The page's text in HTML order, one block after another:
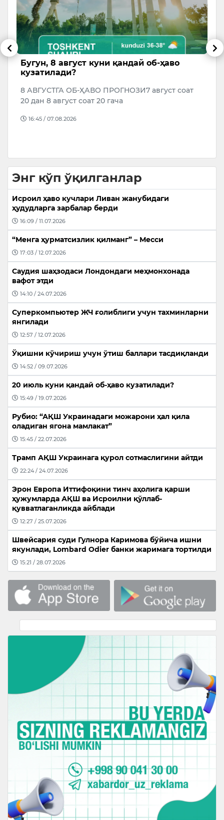
Бугун, 8 август куни қандай об-ҳаво
кузатилади?
8 АВГУСТГА ОБ-ҲАВО ПРОГНОЗИ7 август соат
20 дан 8 август соат 20 гача
16:45 / 07.08.2026
Энг кўп ўқилганлар
Исроил ҳаво кучлари Ливан жанубидаги
ҳудудларга зарбалар берди
16:09 / 11.07.2026
“Менга ҳурматсизлик қилманг” – Месси
17:03 / 12.07.2026
Саудия шаҳзодаси Лондондаги меҳмонхонада
вафот этди
14:10 / 24.07.2026
Суперкомпьютер ЖЧ ғолиблиги учун тахминларни
янгилади
12:57 / 12.07.2026
Ўқишни кўчириш учун ўтиш баллари тасдиқланди
14:52 / 09.07.2026
20 июль куни қандай об-ҳаво кузатилади?
15:49 / 19.07.2026
Рубио: “АҚШ Украинадаги можарони ҳал қила
оладиган ягона мамлакат”
15:45 / 22.07.2026
Трамп АҚШ Украинага қурол сотмаслигини айтди
22:24 / 24.07.2026
Эрон Европа Иттифоқини тинч аҳолига қарши
ҳужумларда АҚШ ва Исроилни қўллаб-
қувватлаганликда айблади
12:27 / 25.07.2026
Швейсария суди Гулнора Каримова бўйича ишни
якунлади, Lombard Odier банки жаримага тортилди
15:21 / 28.07.2026